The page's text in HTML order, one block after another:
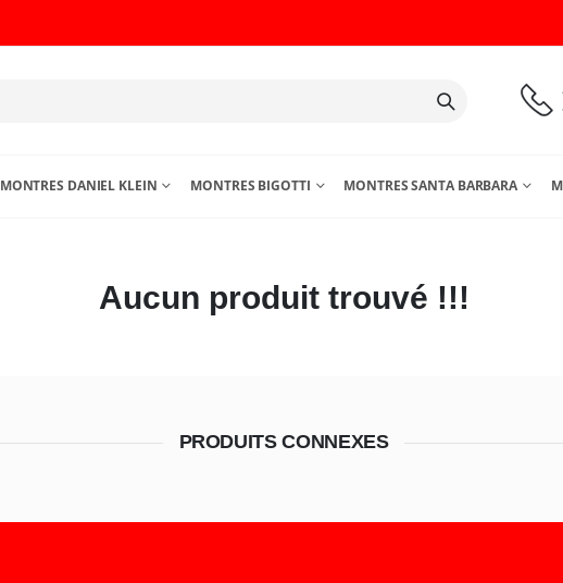
MONTRES DANIEL KLEIN MONTRES BIGOTTI MONTRES SANTA BARBARA
Aucun produit trouvé !!!
PRODUITS CONNEXES